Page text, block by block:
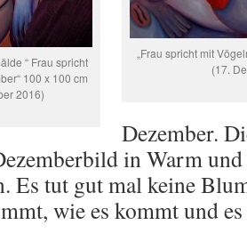
“ Frau spricht
100 x 100 cm
2016)
„Frau spricht mit
(17.
Dezember.
in Warm und
Es tut gut mal keine
wie es kommt und